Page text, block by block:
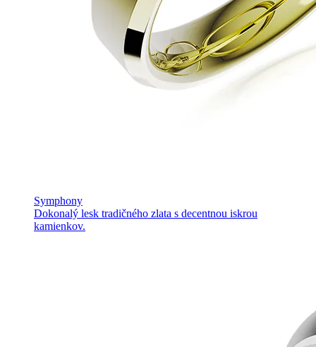
Symphony
Dokonalý lesk tradičného zlata s decentnou iskrou
kamienkov.